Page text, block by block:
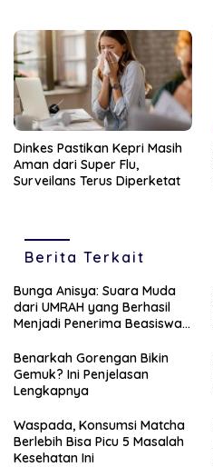
Dinkes Pastikan Kepri Masih
Aman dari Super Flu,
Surveilans Terus Diperketat
Berita Terkait
Bunga Anisya: Suara Muda
dari UMRAH yang Berhasil
Menjadi Penerima Beasiswa
Benarkah Gorengan Bikin
Gemuk? Ini Penjelasan
Lengkapnya
Waspada, Konsumsi Matcha
Berlebih Bisa Picu 5 Masalah
Kesehatan Ini